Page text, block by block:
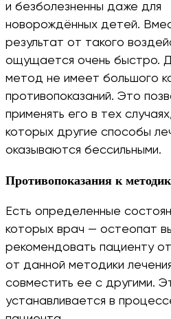
и безболезненны даже для
новорождённых детей.
результат от такого
ощущается очень быстро.
метод не имеет большого
противопоказаний. Это
применять его в тех
которых другие способы
оказываются бессильными.
Противопоказания к
Есть определенные
которых врач — остеопат
рекомендовать пациенту
от данной методики
совместить ее с другими.
устанавливается в